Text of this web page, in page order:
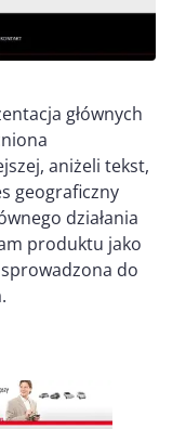
głównych
aniżeli tekst,
geograficzny
działania
produktu jako
sprowadzona do